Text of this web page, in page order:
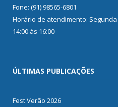
Fone: (91) 98565-6801
Horário de atendimento: Segunda
14:00 às 16:00
ÚLTIMAS PUBLICAÇÕES
Fest Verão 2026